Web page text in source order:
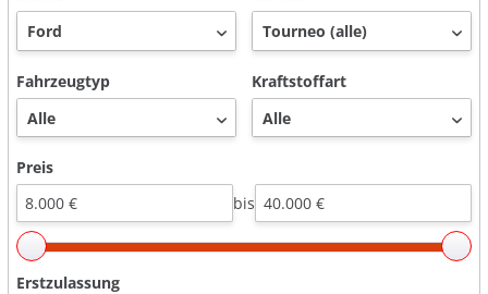
Fahrzeugtyp Kraftstoffart
Preis
bis
Erstzulassung